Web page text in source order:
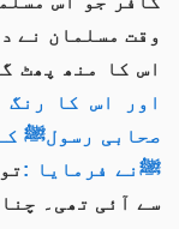
وقت مسلمان نے
اس کا منھ پھٹ
اور اس کا
صحابی رسولﷺ
ﷺنے فرمایا :
سے آئی تھی۔